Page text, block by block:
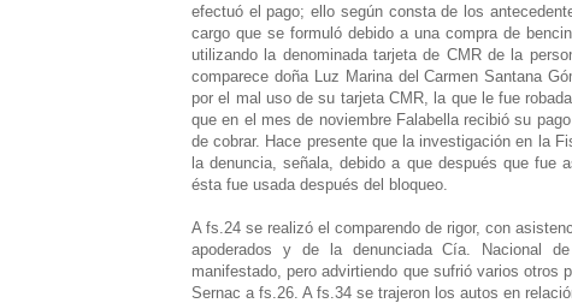
efectuó el pago; ello según consta de los
cargo que se formuló debido a una compra de
utilizando la denominada tarjeta de CMR de la
comparece doña Luz Marina del Carmen Santana
por el mal uso de su tarjeta CMR, la que le fue
que en el mes de noviembre Falabella recibió su
de cobrar. Hace presente que la investigación en la
la denuncia, señala, debido a que después que fue
ésta fue usada después del bloqueo.
A fs.24 se realizó el comparendo de rigor, con
apoderados y de la denunciada Cía. Nacional
manifestado, pero advirtiendo que sufrió varios
Sernac a fs.26. A fs.34 se trajeron los autos en